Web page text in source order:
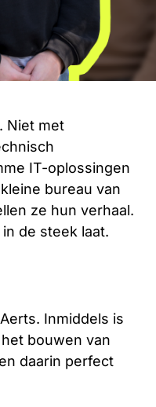
Niet met
IT-oplossingen
bureau van
ze hun verhaal.
de steek laat.
Inmiddels is
bouwen van
daarin perfect